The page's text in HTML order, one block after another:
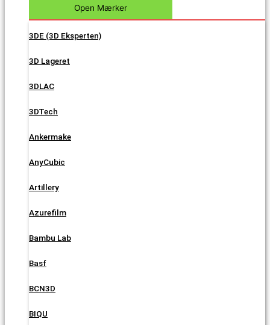
Open Mærker
3DE (3D Eksperten)
3D Lageret
3DLAC
3DTech
Ankermake
AnyCubic
Artillery
Azurefilm
Bambu Lab
Basf
BCN3D
BIQU